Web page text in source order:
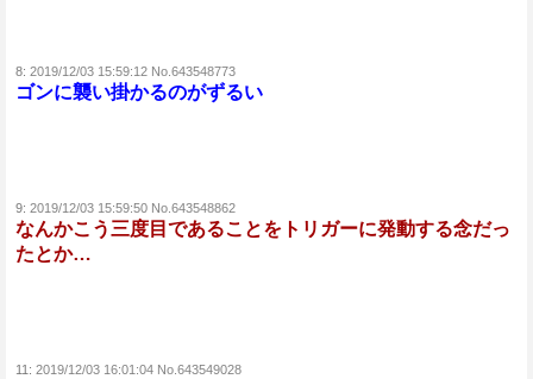
8: 2019/12/03 15:59:12 No.643548773
ゴンに襲い掛かるのがずるい
9: 2019/12/03 15:59:50 No.643548862
なんかこう三度目であることをトリガーに発動する念だっ
たとか…
11: 2019/12/03 16:01:04 No.643549028